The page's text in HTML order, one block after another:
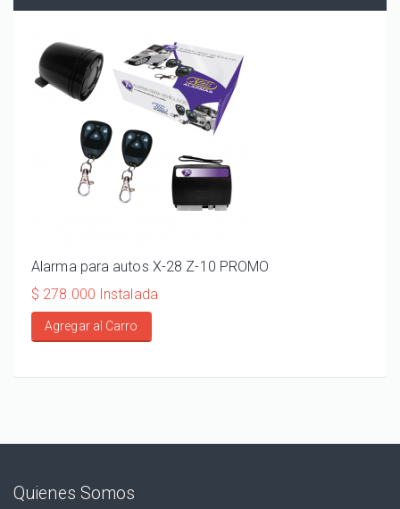
Alarma para autos X-28 Z-10 PROMO
$ 278.000 Instalada
Agregar al Carro
Quienes Somos